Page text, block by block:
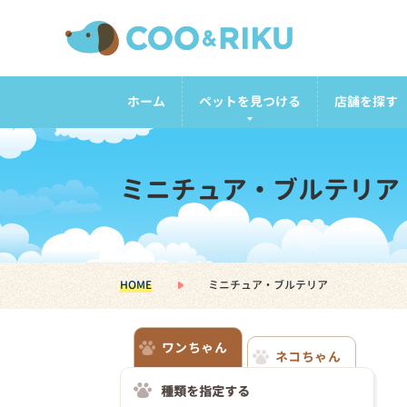
ホーム ペットを見つける 店舗を探す
ミニチュア・ブルテリア
HOME ミニチュア・ブルテリア
ワンちゃん
ネコちゃん
種類を指定する